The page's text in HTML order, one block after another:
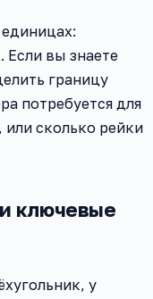
Если вы знаете
границу
потребуется для
или сколько рейки
ключевые
у